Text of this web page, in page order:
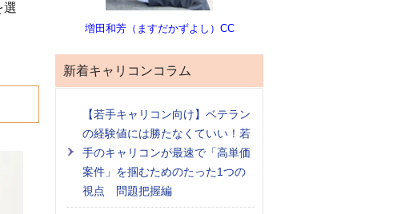
選
増田和芳（ますだかずよし）CC
新着キャリコンコラム
【若手キャリコン向け】ベテラン
の経験値には勝たなくていい！若
手のキャリコンが最速で「高単価
案件」を掴むためのたった1つの
視点 問題把握編